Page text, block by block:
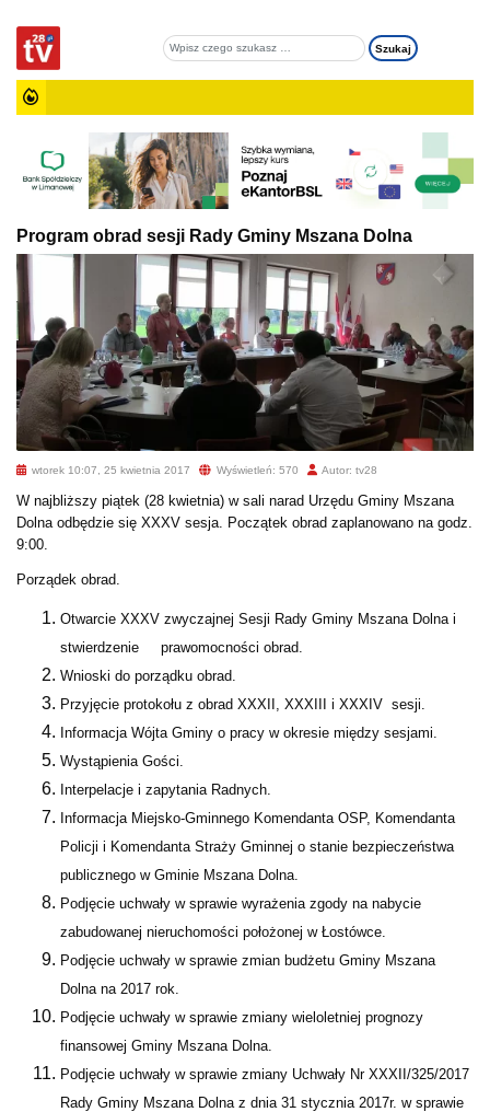
Program obrad sesji Rady Gminy Mszana Dolna
wtorek 10:07, 25 kwietnia 2017 Wyświetleń: 570 Autor: tv28
W najbliższy piątek (28 kwietnia) w sali narad Urzędu Gminy Mszana
Dolna odbędzie się XXXV sesja. Początek obrad zaplanowano na godz.
9:00.
Porządek obrad.
Otwarcie XXXV zwyczajnej Sesji Rady Gminy Mszana Dolna i
stwierdzenie prawomocności obrad.
Wnioski do porządku obrad.
Przyjęcie protokołu z obrad XXXII, XXXIII i XXXIV sesji.
Informacja Wójta Gminy o pracy w okresie między sesjami.
Wystąpienia Gości.
Interpelacje i zapytania Radnych.
Informacja Miejsko-Gminnego Komendanta OSP, Komendanta
Policji i Komendanta Straży Gminnej o stanie bezpieczeństwa
publicznego w Gminie Mszana Dolna.
Podjęcie uchwały w sprawie wyrażenia zgody na nabycie
zabudowanej nieruchomości położonej w Łostówce.
Podjęcie uchwały w sprawie zmian budżetu Gminy Mszana
Dolna na 2017 rok.
Podjęcie uchwały w sprawie zmiany wieloletniej prognozy
finansowej Gminy Mszana Dolna.
Podjęcie uchwały w sprawie zmiany Uchwały Nr XXXII/325/2017
Rady Gminy Mszana Dolna z dnia 31 stycznia 2017r. w sprawie